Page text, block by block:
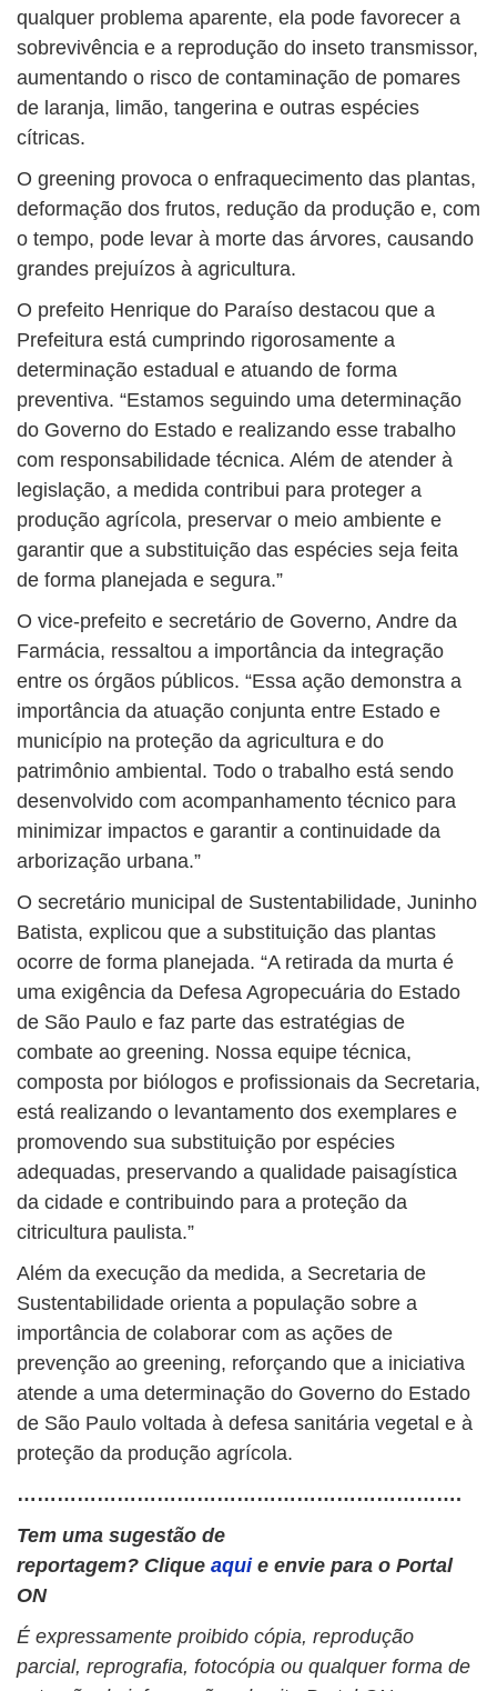
qualquer problema aparente, ela pode favorecer a
sobrevivência e a reprodução do inseto transmissor,
aumentando o risco de contaminação de pomares
de laranja, limão, tangerina e outras espécies
cítricas.
O greening provoca o enfraquecimento das plantas,
deformação dos frutos, redução da produção e, com
o tempo, pode levar à morte das árvores, causando
grandes prejuízos à agricultura.
O prefeito Henrique do Paraíso destacou que a
Prefeitura está cumprindo rigorosamente a
determinação estadual e atuando de forma
preventiva. “Estamos seguindo uma determinação
do Governo do Estado e realizando esse trabalho
com responsabilidade técnica. Além de atender à
legislação, a medida contribui para proteger a
produção agrícola, preservar o meio ambiente e
garantir que a substituição das espécies seja feita
de forma planejada e segura.”
O vice-prefeito e secretário de Governo, Andre da
Farmácia, ressaltou a importância da integração
entre os órgãos públicos. “Essa ação demonstra a
importância da atuação conjunta entre Estado e
município na proteção da agricultura e do
patrimônio ambiental. Todo o trabalho está sendo
desenvolvido com acompanhamento técnico para
minimizar impactos e garantir a continuidade da
arborização urbana.”
O secretário municipal de Sustentabilidade, Juninho
Batista, explicou que a substituição das plantas
ocorre de forma planejada. “A retirada da murta é
uma exigência da Defesa Agropecuária do Estado
de São Paulo e faz parte das estratégias de
combate ao greening. Nossa equipe técnica,
composta por biólogos e profissionais da Secretaria,
está realizando o levantamento dos exemplares e
promovendo sua substituição por espécies
adequadas, preservando a qualidade paisagística
da cidade e contribuindo para a proteção da
citricultura paulista.”
Além da execução da medida, a Secretaria de
Sustentabilidade orienta a população sobre a
importância de colaborar com as ações de
prevenção ao greening, reforçando que a iniciativa
atende a uma determinação do Governo do Estado
de São Paulo voltada à defesa sanitária vegetal e à
proteção da produção agrícola.
………………………………………………………….
Tem uma sugestão de
reportagem? Clique aqui e envie para o Portal
ON
É expressamente proibido cópia, reprodução
parcial, reprografia, fotocópia ou qualquer forma de